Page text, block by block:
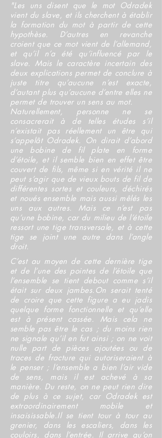
"Les uns disent que le mot Odradek
vient du slave, et ils cherchent à établir
la formation du mot à partir de cette
hypothèse. D’autres en revanche
croient que ce mot vient de l’allemand,
et qu’il n’a été qu’influencé par le
slave. Mais le caractère incertain des
deux explications permet de conclure à
juste titre qu’aucune n’est exacte,
d’autant plus qu’aucune d’entre elles ne
permet de trouver un sens au mot.
Naturellement, personne ne se
consacrerait à de telles études s’il
n’existait pas réellement un être qui
s’appelât Odradek. On dirait d’abord
une bobine de fil plate en forme
d’étoile, et il semble bien en effet être
couvert de fils, même si en vérité il ne
peut s’agir que de vieux bouts de fil de
différentes sortes et couleurs, déchirés
et noués ensemble mais aussi mêlés les
uns aux autres. Mais ce n’est pas
qu’une bobine, car du milieu de l’étoile
ressort une tige transversale, et à cette
tige se joint une autre dans l’angle
droit.
C’est au moyen de cette dernière tige
et de l’une des pointes de l’étoile que
l’ensemble se tient debout comme s’il
était sur deux jambes. On serait tenté
de croire que cette figure a eu jadis
quelque forme fonctionnelle et qu’elle
est à présent cassée. Mais cela ne
semble pas être le cas ; du moins rien
ne signale qu’il en fut ainsi ; on ne voit
nulle part de pièces ajoutées ou de
traces de fracture qui autoriseraient à
le penser ; l’ensemble a bien l’air vide
de sens, mais il est achevé à sa
manière. Du reste, on ne peut rien dire
de plus à ce sujet, car Odradek est
extraordinairement mobile et
insaisissable.Il se tient tour à tour au
grenier, dans les escaliers, dans les
couloirs, dans l’entrée. Il arrive qu’on